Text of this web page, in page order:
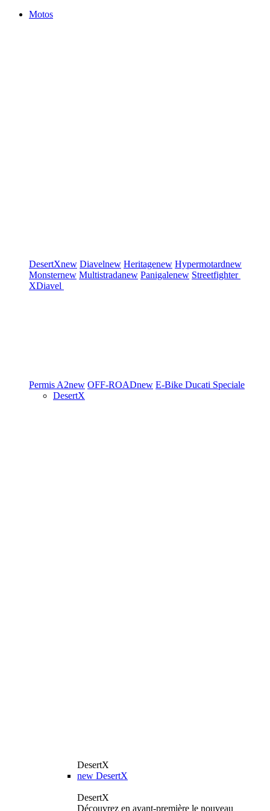
Motos
DesertXnew Diavelnew Heritagenew Hypermotardnew
Monsternew Multistradanew Panigalenew Streetfighter
XDiavel
Permis A2new OFF-ROADnew E-Bike Ducati Speciale
DesertX
DesertX
new DesertX
DesertX
Découvrez en avant-première le nouveau